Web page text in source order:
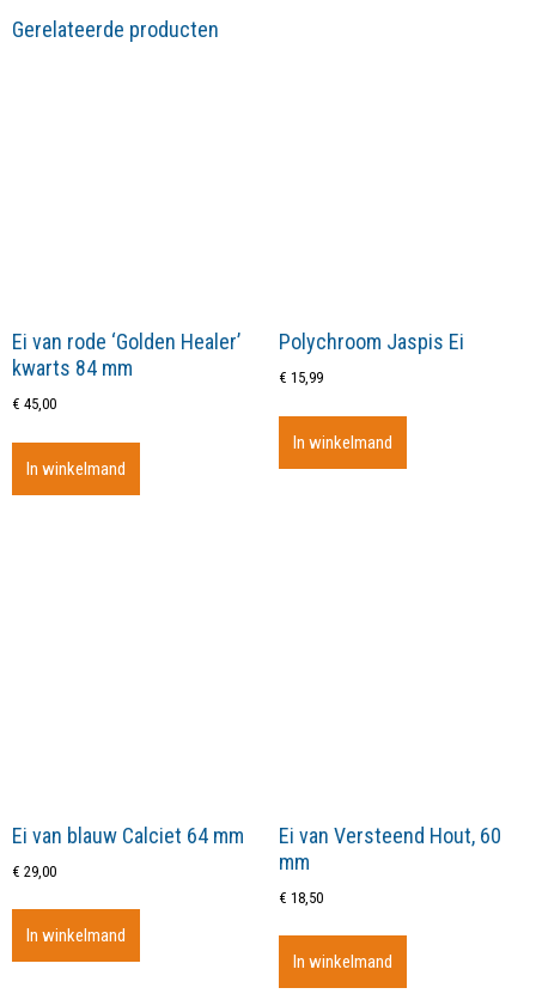
Gerelateerde producten
Ei van rode ‘Golden Healer’
kwarts 84 mm
€ 45,00
In winkelmand
Polychroom Jaspis Ei
€ 15,99
In winkelmand
Ei van blauw Calciet 64 mm
€ 29,00
In winkelmand
Ei van Versteend Hout, 60
mm
€ 18,50
In winkelmand